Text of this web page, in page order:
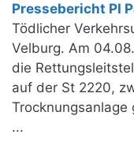
Pressebericht PI
Tödlicher
Velburg. Am
die
auf der St 2220,
Trocknungsanlage
...